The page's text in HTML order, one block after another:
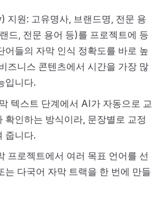
지원: 고유명사, 브랜드명, 전문 용
드, 전문 용어 등)를 프로젝트에 등
어들의 자막 인식 정확도를 바로 높
즈니스 콘텐츠에서 시간을 가장 많
입니다.
텍스트 단계에서 AI가 자동으로 교
확인하는 방식이라, 문장별로 교정
줍니다.
프로젝트에서 여러 목표 언어를 선
는 다국어 자막 트랙을 한 번에 만들